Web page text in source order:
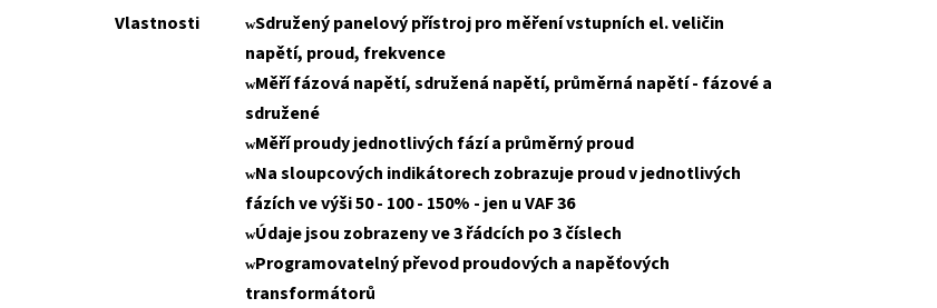
Vlastnosti wSdružený panelový přístroj pro měření vstupních el. veličin
napětí, proud, frekvence
wMěří fázová napětí, sdružená napětí, průměrná napětí - fázové a
sdružené
wMěří proudy jednotlivých fází a průměrný proud
wNa sloupcových indikátorech zobrazuje proud v jednotlivých
fázích ve výši 50 - 100 - 150% - jen u VAF 36
wÚdaje jsou zobrazeny ve 3 řádcích po 3 číslech
wProgramovatelný převod proudových a napěťových
transformátorů